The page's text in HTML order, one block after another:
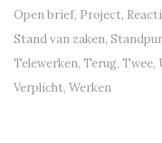
Open brief, Project,
Stand van zaken,
Telewerken, Terug, Twee,
Verplicht, Werken